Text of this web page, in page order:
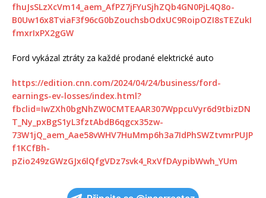
fhuJsSLzXcVm14_aem_AfPZ7jFYuSjhZQb4GN0PjL4Q8o-
B0Uw16x8TviaF3f96cG0bZouchsbOdxUC9RoipOZI8sTEZukI
fmxrIxPX2gGW
Ford vykázal ztráty za každé prodané elektrické auto
https://edition.cnn.com/2024/04/24/business/ford-
earnings-ev-losses/index.html?
fbclid=IwZXh0bgNhZW0CMTEAAR307WppcuVyr6d9tbizDN
T_Ny_pxBgS1yL3fztAbdB6qgcx35zw-
73W1jQ_aem_Aae58vWHV7HuMmp6h3a7IdPhSWZtvmrPUJP
f1KCfBh-
pZio249zGWzGJx6lQfgVDz7svk4_RxVfDAypibWwh_YUm